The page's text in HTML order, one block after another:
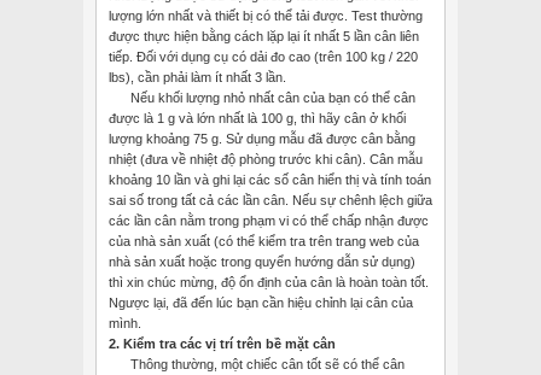
lượng lớn nhất và thiết bị có thể tải được. Test thường
được thực hiện bằng cách lặp lại ít nhất 5 lần cân liên
tiếp. Đối với dụng cụ có dải đo cao (trên 100 kg / 220
lbs), cần phải làm ít nhất 3 lần.
Nếu khối lượng nhỏ nhất cân của bạn có thể cân
được là 1 g và lớn nhất là 100 g, thì hãy cân ở khối
lượng khoảng 75 g. Sử dụng mẫu đã được cân bằng
nhiệt (đưa về nhiệt độ phòng trước khi cân). Cân mẫu
khoảng 10 lần và ghi lại các số cân hiển thị và tính toán
sai số trong tất cả các lần cân. Nếu sự chênh lệch giữa
các lần cân nằm trong phạm vi có thể chấp nhận được
của nhà sản xuất (có thể kiểm tra trên trang web của
nhà sản xuất hoặc trong quyển hướng dẫn sử dụng)
thì xin chúc mừng, độ ổn định của cân là hoàn toàn tốt.
Ngược lại, đã đến lúc bạn cần hiệu chỉnh lại cân của
mình.
2. Kiểm tra các vị trí trên bề mặt cân
Thông thường, một chiếc cân tốt sẽ có thể cân